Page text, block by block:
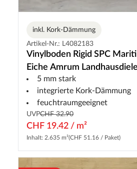
inkl. Kork-Dämmung
Artikel-Nr.: L4082183
Vinylboden Rigid SPC
Eiche Amrum Landhausdiele
5 mm stark
integrierte Kork-Dämmung
feuchtraumgeeignet
UVPCHF 32.90
CHF 19.42 / m²
Inhalt: 2.635 m²(CHF 51.16 / Paket)